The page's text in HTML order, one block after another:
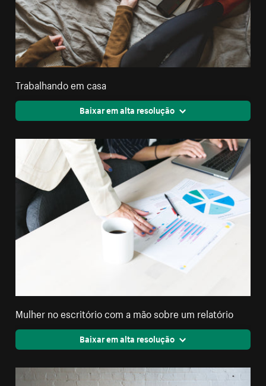
Trabalhando em casa
Baixar em alta resolução
Mulher no escritório com a mão sobre um relatório
Baixar em alta resolução